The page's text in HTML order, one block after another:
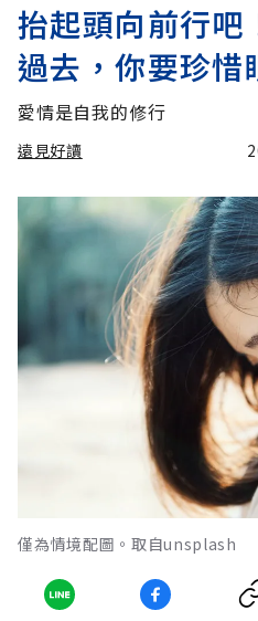
抬起頭向前行吧
過去，你要珍惜
愛情是自我的修行
遠見好讀
僅為情境配圖。取自unsplash